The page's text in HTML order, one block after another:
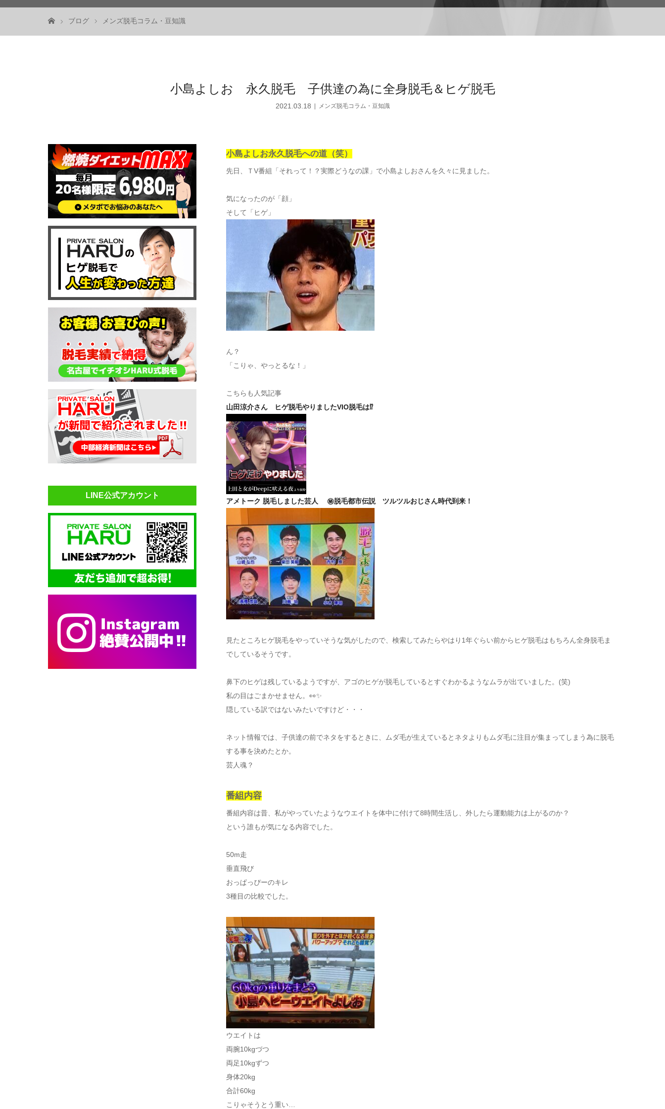
ブログ メンズ脱毛コラム・豆知識
小島よしお 永久脱毛 子供達の為に全身脱毛＆ヒゲ脱毛
2021.03.18 メンズ脱毛コラム・豆知識
小島よしお永久脱毛への道（笑）
先日、ＴV番組「それって！？実際どうなの課」で小島よしおさんを久々に見ました。
気になったのが「顔」
そして「ヒゲ」
ん？
「こりゃ、やっとるな！」
こちらも人気記事
山田涼介さん ヒゲ脱毛やりましたVIO脱毛は⁉
アメトーク 脱毛しました芸人 ㊙脱毛都市伝説 ツルツルおじさん時代到来！
見たところヒゲ脱毛をやっていそうな気がしたので、検索してみたらやはり1年ぐらい前からヒゲ脱毛はもちろん全身脱毛ま
でしているそうです。
鼻下のヒゲは残しているようですが、アゴのヒゲが脱毛しているとすぐわかるようなムラが出ていました。(笑)
私の目はごまかせません。👀✨
隠している訳ではないみたいですけど・・・
ネット情報では、子供達の前でネタをするときに、ムダ毛が生えているとネタよりもムダ毛に注目が集まってしまう為に脱毛
する事を決めたとか。
芸人魂？
番組内容
番組内容は昔、私がやっていたようなウエイトを体中に付けて8時間生活し、外したら運動能力は上がるのか？
という誰もが気になる内容でした。
50m走
垂直飛び
おっぱっぴーのキレ
3種目の比較でした。
ウエイトは
両腕10kgづつ
両足10kgずつ
身体20kg
合計60kg
こりゃそうとう重い…
LINE公式アカウント